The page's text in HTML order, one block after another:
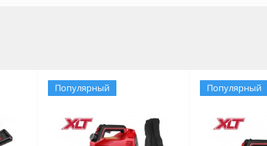
Популярный Популярный